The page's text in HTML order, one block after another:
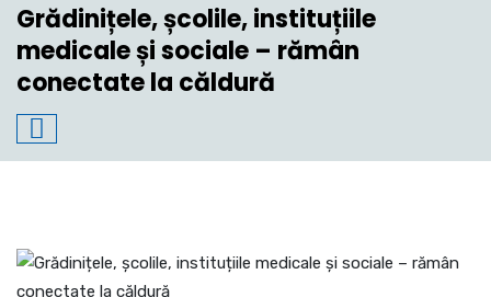
Grădinițele, școlile, instituțiile
medicale și sociale – rămân
conectate la căldură